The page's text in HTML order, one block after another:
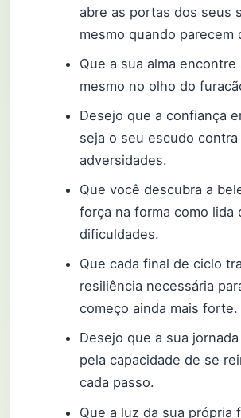
abre as portas dos seus
mesmo quando parecem
Que a sua alma encontre
mesmo no olho do
Desejo que a confiança
seja o seu escudo contra
adversidades.
Que você descubra a
força na forma como lida
dificuldades.
Que cada final de ciclo
resiliência necessária
começo ainda mais forte.
Desejo que a sua
pela capacidade de se
cada passo.
Que a luz da sua própria